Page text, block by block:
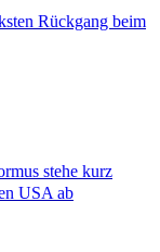
Rückgang beim
stehe kurz
USA ab